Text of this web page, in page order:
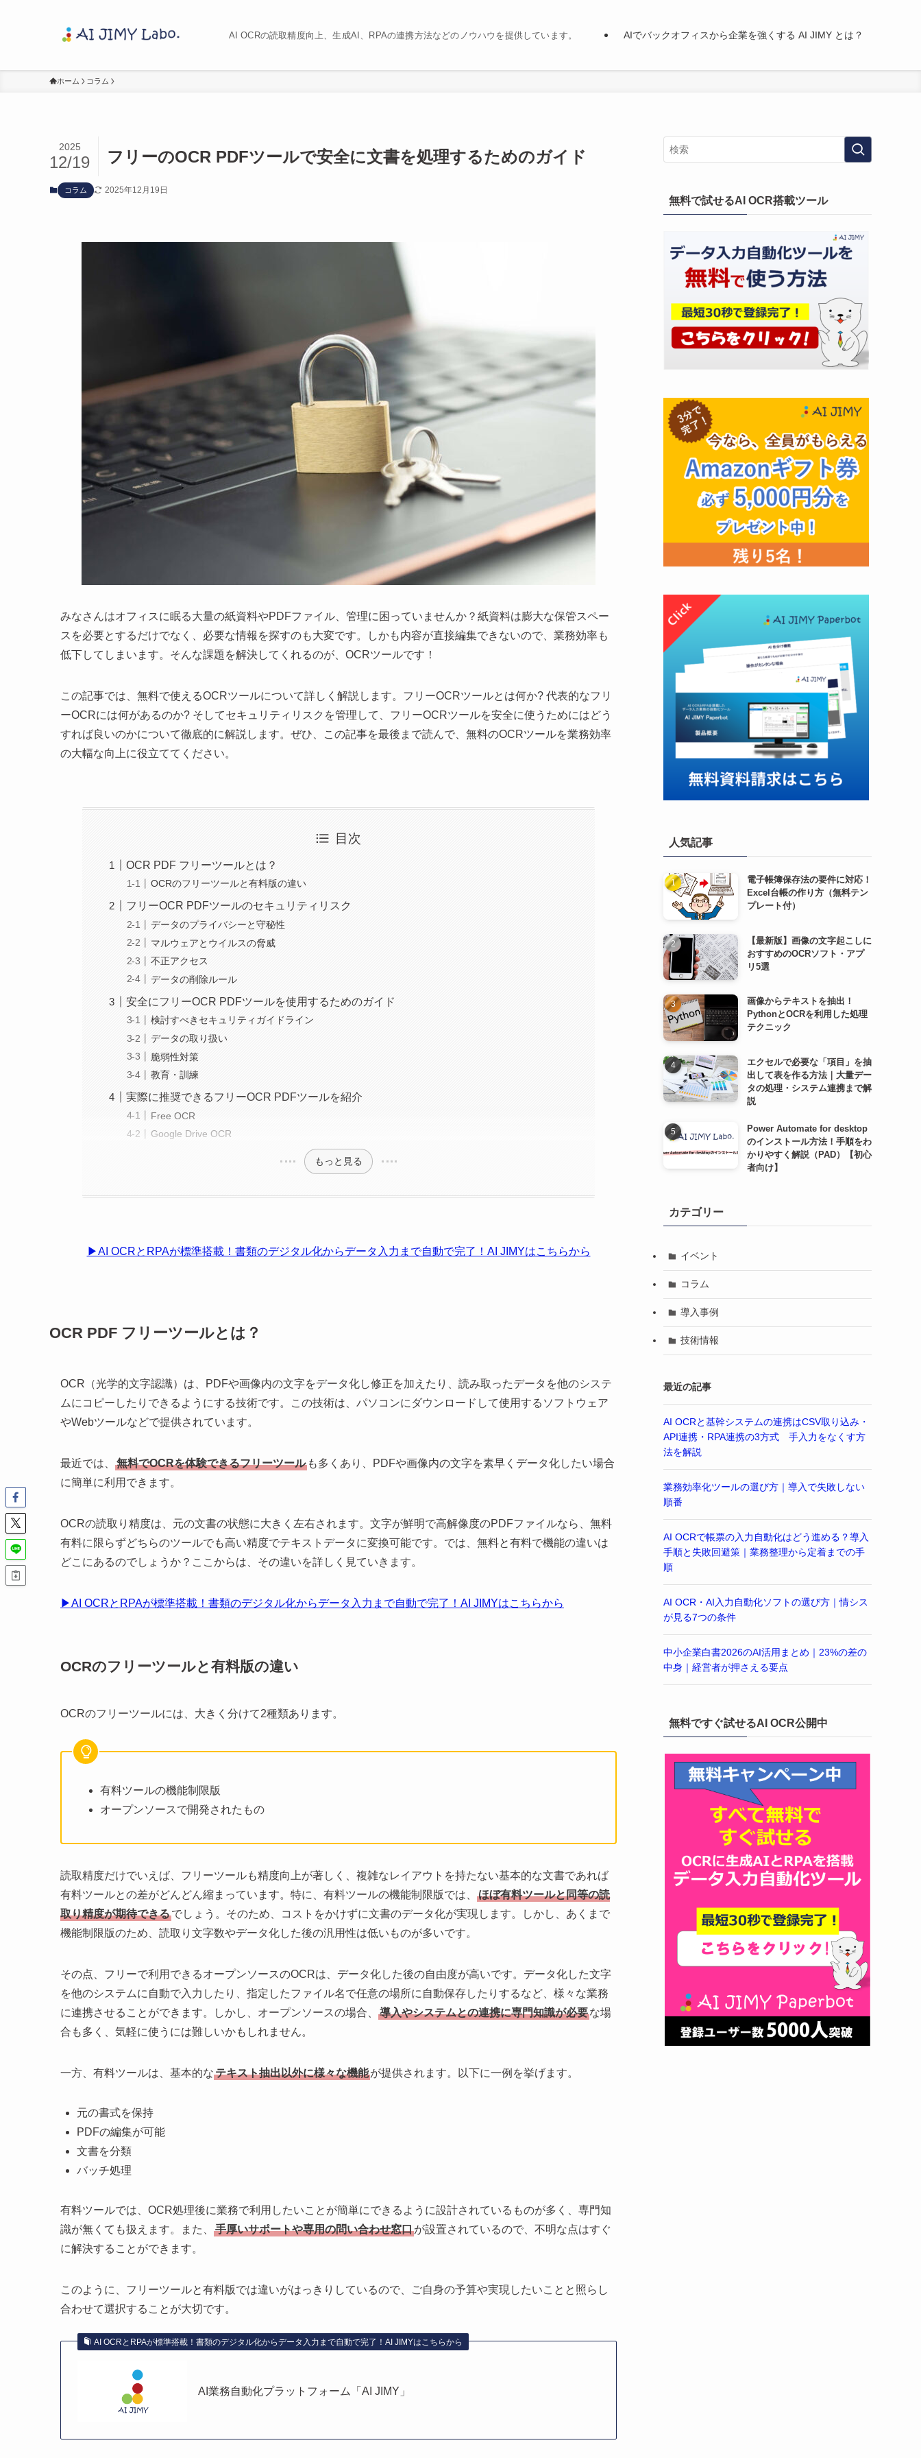
AI OCRの読取精度向上、生成AI、RPAの連携方法などのノウハウを提供しています。 AIでバックオフィスから企業を強くする AI JIMY とは？
ホーム コラム
フリーのOCR PDFツールで安全に文書を処理するためのガイド
2025
12/19
コラム 2025年12月19日
みなさんはオフィスに眠る大量の紙資料やPDFファイル、管理に困っていませんか？紙資料は膨大な保管スペー
スを必要とするだけでなく、必要な情報を探すのも大変です。しかも内容が直接編集できないので、業務効率も
低下してしまいます。そんな課題を解決してくれるのが、OCRツールです！
この記事では、無料で使えるOCRツールについて詳しく解説します。フリーOCRツールとは何か? 代表的なフリ
ーOCRには何があるのか? そしてセキュリティリスクを管理して、フリーOCRツールを安全に使うためにはどう
すれば良いのかについて徹底的に解説します。ぜひ、この記事を最後まで読んで、無料のOCRツールを業務効率
の大幅な向上に役立ててください。
目次
OCR PDF フリーツールとは？
OCRのフリーツールと有料版の違い
フリーOCR PDFツールのセキュリティリスク
データのプライバシーと守秘性
マルウェアとウイルスの脅威
不正アクセス
データの削除ルール
安全にフリーOCR PDFツールを使用するためのガイド
検討すべきセキュリティガイドライン
データの取り扱い
脆弱性対策
教育・訓練
実際に推奨できるフリーOCR PDFツールを紹介
Free OCR
Google Drive OCR
もっと見る
▶AI OCRとRPAが標準搭載！書類のデジタル化からデータ入力まで自動で完了！AI JIMYはこちらから
OCR PDF フリーツールとは？
OCR（光学的文字認識）は、PDFや画像内の文字をデータ化し修正を加えたり、読み取ったデータを他のシステ
ムにコピーしたりできるようにする技術です。この技術は、パソコンにダウンロードして使用するソフトウェア
やWebツールなどで提供されています。
最近では、 無料でOCRを体験できるフリーツール も多くあり、PDFや画像内の文字を素早くデータ化したい場合
に簡単に利用できます。
OCRの読取り精度は、元の文書の状態に大きく左右されます。文字が鮮明で高解像度のPDFファイルなら、無料
有料に限らずどちらのツールでも高い精度でテキストデータに変換可能です。では、無料と有料で機能の違いは
どこにあるのでしょうか？ここからは、その違いを詳しく見ていきます。
▶AI OCRとRPAが標準搭載！書類のデジタル化からデータ入力まで自動で完了！AI JIMYはこちらから
OCRのフリーツールと有料版の違い
OCRのフリーツールには、大きく分けて2種類あります。
有料ツールの機能制限版
オープンソースで開発されたもの
読取精度だけでいえば、フリーツールも精度向上が著しく、複雑なレイアウトを持たない基本的な文書であれば
有料ツールとの差がどんどん縮まっています。特に、有料ツールの機能制限版では、
ほぼ有料ツールと同等の読
取り精度が期待できるでしょう。そのため、コストをかけずに文書のデータ化が実現します。しかし、あくまで
機能制限版のため、読取り文字数やデータ化した後の汎用性は低いものが多いです。
その点、フリーで利用できるオープンソースのOCRは、データ化した後の自由度が高いです。データ化した文字
を他のシステムに自動で入力したり、指定したファイル名で任意の場所に自動保存したりするなど、様々な業務
に連携させることができます。しかし、オープンソースの場合、
導入やシステムとの連携に専門知識が必要な場
合も多く、気軽に使うには難しいかもしれません。
一方、有料ツールは、基本的なテキスト抽出以外に様々な機能が提供されます。以下に一例を挙げます。
元の書式を保持
PDFの編集が可能
文書を分類
バッチ処理
有料ツールでは、OCR処理後に業務で利用したいことが簡単にできるように設計されているものが多く、専門知
識が無くても扱えます。また、
手厚いサポートや専用の問い合わせ窓口が設置されているので、不明な点はすぐ
に解決することができます。
このように、フリーツールと有料版では違いがはっきりしているので、ご自身の予算や実現したいことと照らし
合わせて選択することが大切です。
AI OCRとRPAが標準搭載！書類のデジタル化からデータ入力まで自動で完了！AI JIMYはこちらから
AI業務自動化プラットフォーム「AI JIMY」
無料で試せるAI OCR搭載ツール
人気記事
電子帳簿保存法の要件に対応！
Excel台帳の作り方（無料テン
プレート付）
【最新版】画像の文字起こしに
おすすめのOCRソフト・アプ
リ5選
画像からテキストを抽出！
PythonとOCRを利用した処理
テクニック
エクセルで必要な「項目」を抽
出して表を作る方法｜大量デー
タの処理・システム連携まで解
説
Power Automate for desktop
のインストール方法！手順をわ
かりやすく解説（PAD）【初心
者向け】
カテゴリー
イベント
コラム
導入事例
技術情報
最近の記事
AI OCRと基幹システムの連携はCSV取り込み・
API連携・RPA連携の3方式 手入力をなくす方
法を解説
業務効率化ツールの選び方｜導入で失敗しない
順番
AI OCRで帳票の入力自動化はどう進める？導入
手順と失敗回避策｜業務整理から定着までの手
順
AI OCR・AI入力自動化ソフトの選び方｜情シス
が見る7つの条件
中小企業白書2026のAI活用まとめ｜23%の差の
中身｜経営者が押さえる要点
無料ですぐ試せるAI OCR公開中